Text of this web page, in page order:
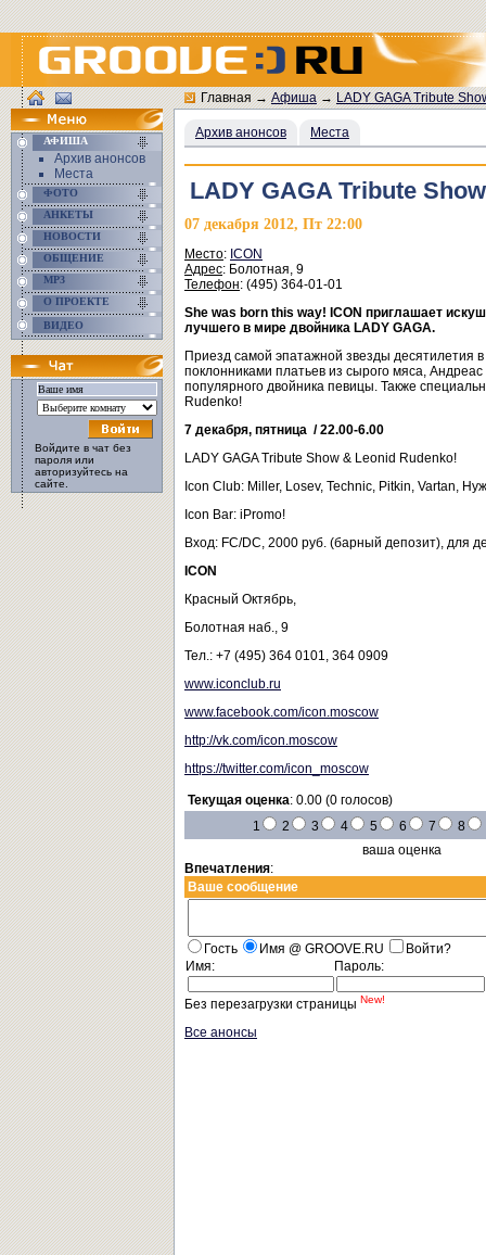
АФИША
Архив анонсов
Места
ФОТО
АНКЕТЫ
НОВОСТИ
ОБЩЕНИЕ
MP3
О ПРОЕКТЕ
ВИДЕО
Войдите в чат без
пароля или
авторизуйтесь на
сайте.
Главная→Афиша→LADY GAGA Tribute
Архив анонсов Места
LADY GAGA Tribute
07 декабря 2012, Пт 22:00
Место: ICON
Адрес: Болотная, 9
Телефон: (495) 364-01-01
She was born this way! CON приглашает
лучшего в мире двойника LADY GAGA.
Приезд самой эпатажной звезды десятилетия
поклонниками платьев из сырого мяса,
популярного двойника певицы. Также
Rudenko!
7 декабря, пятница / 22.00-6.00
LADY GAGA Tribute Show & Leonid Rudenko!
Icon Club: Miller, Losev, Technic, Pitkin, Vartan,
Icon Bar: iPromo!
Вход: FC/DC, 2000 руб. (барный депозит), для
ICON
Красный Октябрь,
Болотная наб., 9
Тел.: +7 (495) 364 0101, 364 0909
www.iconclub.ru
www.facebook.com/icon.moscow
http://vk.com/icon.moscow
https://twitter.com/icon_moscow
Текущая оценка: 0.00 (0 голосов)
1
2 3 4 5 6 7 8
ваша оценка
Впечатления:
Ваше сообщение
Гость Имя @ GROOVE.RU
Войти?
Имя:
Пароль:
Без перезагрузки страницы New!
Все анонсы